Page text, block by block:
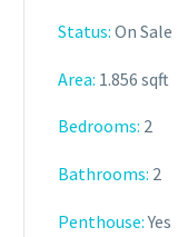
Status: On Sale
Area: 1.856 sqft
Bedrooms: 2
Bathrooms: 2
Penthouse:Yes